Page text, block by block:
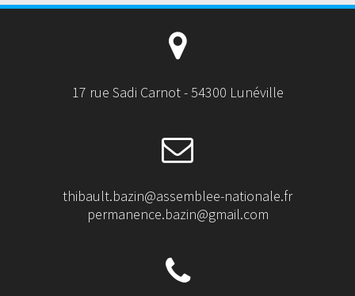
17 rue Sadi Carnot - 54300 Lunéville
thibault.bazin@assemblee-nationale.fr
permanence.bazin@gmail.com